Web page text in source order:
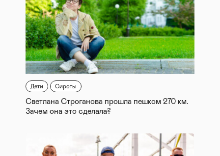
Дети Сироты
Светлана Строганова прошла пешком 270 км.
Зачем она это сделала?